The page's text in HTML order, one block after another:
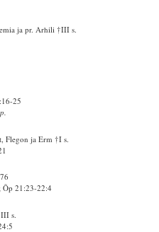
ja pr. Arhili †III s.
25
Flegon ja Erm †I s.
Õp 21:23-22:4
s.